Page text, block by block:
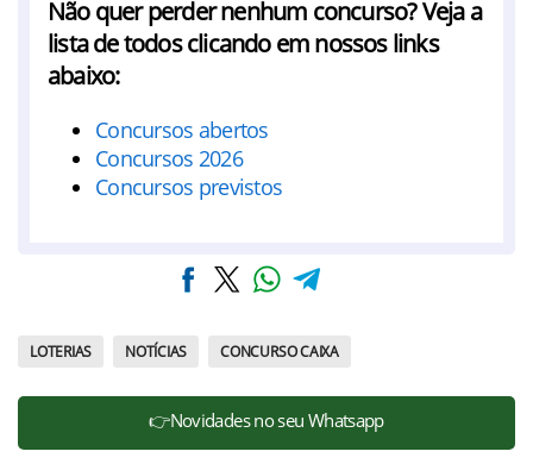
Não quer perder nenhum concurso? Veja a
lista de todos clicando em nossos links
abaixo:
Concursos abertos
Concursos 2026
Concursos previstos
LOTERIAS NOTÍCIAS CONCURSO CAIXA
👉Novidades no seu Whatsapp